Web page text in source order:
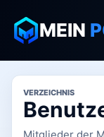
MEIN
VERZEICHNIS